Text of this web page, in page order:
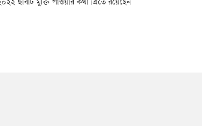
২০২২ ছবিটি মুক্তি পাওয়ার কথা। এতে রয়েছেন